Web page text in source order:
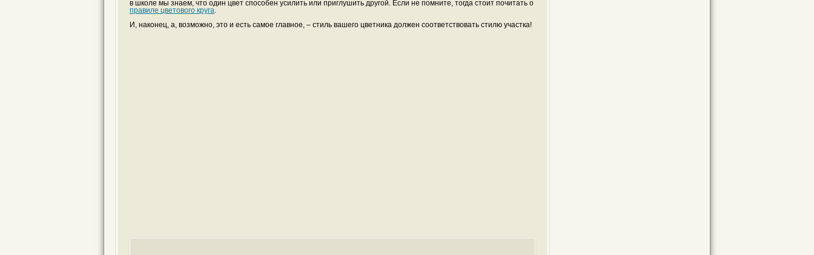
в школе мы знаем, что один цвет способен усилить или приглушить другой. Если не помните, тогда стоит почитать о
правиле цветового круга.
И, наконец, а, возможно, это и есть самое главное, – стиль вашего цветника должен соответствовать стилю участка!